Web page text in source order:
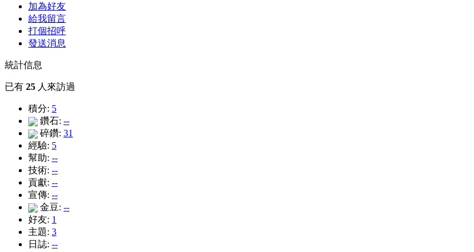
加為好友
給我留言
打個招呼
發送消息
統計信息
已有 25 人來訪過
積分: 5
鑽石: --
碎鑽: 31
經驗: 5
幫助: --
技術: --
貢獻: --
宣傳: --
金豆: --
好友: 1
主題: 3
日誌: --